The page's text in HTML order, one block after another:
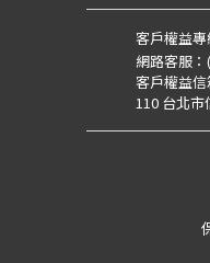
客戶權益專
網路客服：
客戶權益信
110 台北市